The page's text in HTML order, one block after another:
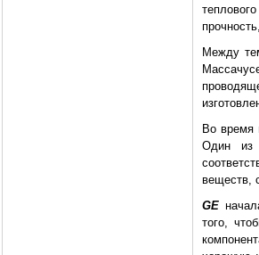
Между
Во время
Один из
веществ,
GE
того,